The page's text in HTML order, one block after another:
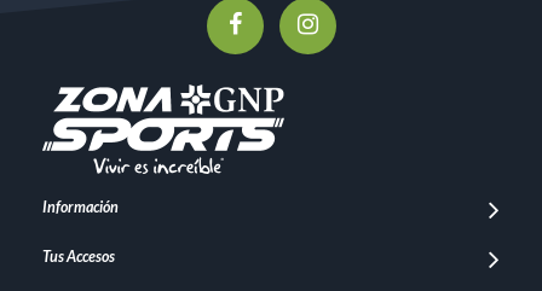
Información
Tus Accesos